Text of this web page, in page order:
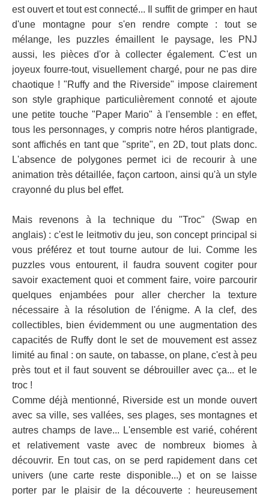
est ouvert et tout est connecté... Il suffit de grimper en haut
d'une montagne pour s'en rendre compte : tout se
mélange, les puzzles émaillent le paysage, les PNJ
aussi, les pièces d'or à collecter également. C'est un
joyeux fourre-tout, visuellement chargé, pour ne pas dire
chaotique ! "Ruffy and the Riverside" impose clairement
son style graphique particulièrement connoté et ajoute
une petite touche "Paper Mario" à l'ensemble : en effet,
tous les personnages, y compris notre héros plantigrade,
sont affichés en tant que "sprite", en 2D, tout plats donc.
L'absence de polygones permet ici de recourir à une
animation très détaillée, façon cartoon, ainsi qu'à un style
crayonné du plus bel effet.
Mais revenons à la technique du "Troc" (Swap en
anglais) : c'est le leitmotiv du jeu, son concept principal si
vous préférez et tout tourne autour de lui. Comme les
puzzles vous entourent, il faudra souvent cogiter pour
savoir exactement quoi et comment faire, voire parcourir
quelques enjambées pour aller chercher la texture
nécessaire à la résolution de l'énigme. A la clef, des
collectibles, bien évidemment ou une augmentation des
capacités de Ruffy dont le set de mouvement est assez
limité au final : on saute, on tabasse, on plane, c'est à peu
près tout et il faut souvent se débrouiller avec ça... et le
troc !
Comme déjà mentionné, Riverside est un monde ouvert
avec sa ville, ses vallées, ses plages, ses montagnes et
autres champs de lave... L'ensemble est varié, cohérent
et relativement vaste avec de nombreux biomes à
découvrir. En tout cas, on se perd rapidement dans cet
univers (une carte reste disponible...) et on se laisse
porter par le plaisir de la découverte : heureusement